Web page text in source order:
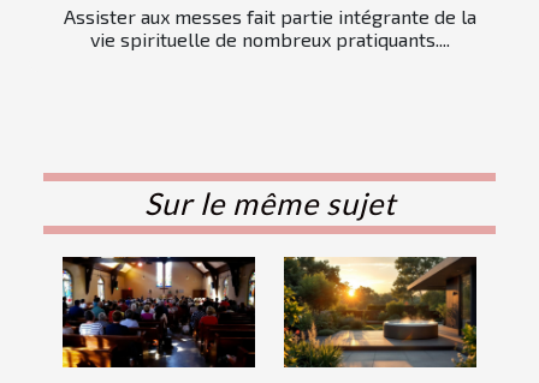
Assister aux messes fait partie intégrante de la
vie spirituelle de nombreux pratiquants....
Sur le même sujet